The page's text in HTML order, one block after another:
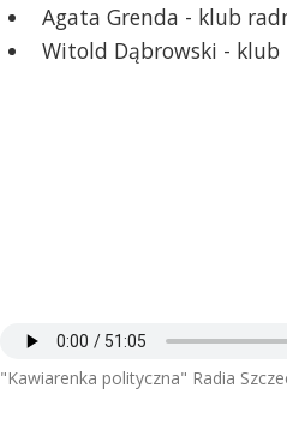
Agata Grenda - klub
Witold Dąbrowski - klub
"Kawiarenka polityczna" Radia